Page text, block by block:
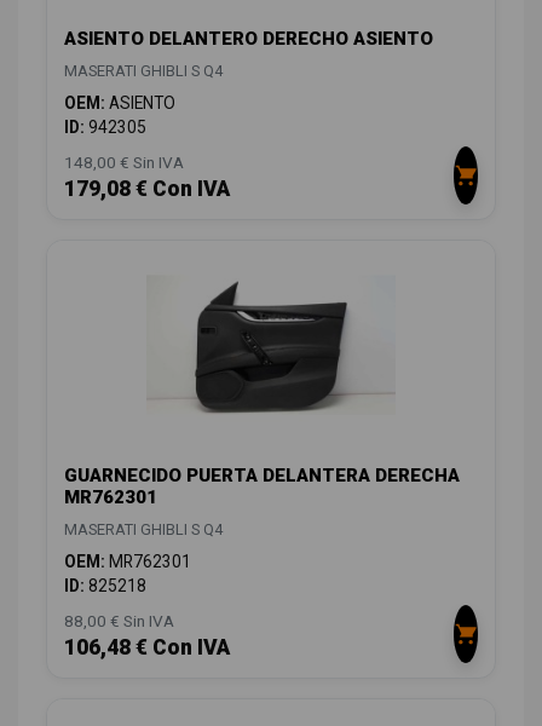
ASIENTO DELANTERO DERECHO ASIENTO
MASERATI GHIBLI S Q4
OEM: ASIENTO
ID: 942305
148,00 € Sin IVA
179,08 € Con IVA
GUARNECIDO PUERTA DELANTERA DERECHA
MR762301
MASERATI GHIBLI S Q4
OEM: MR762301
ID: 825218
88,00 € Sin IVA
106,48 € Con IVA